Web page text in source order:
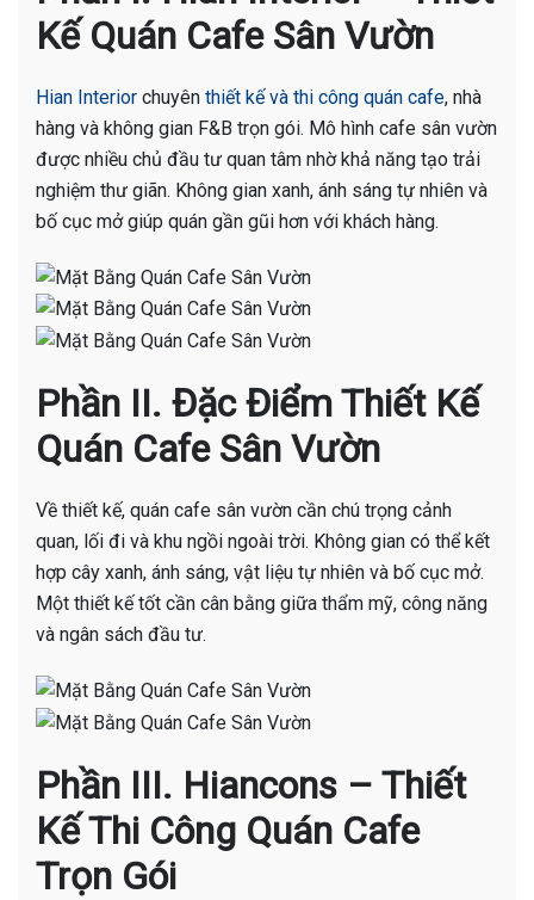
Kế Quán Cafe Sân Vườn
Hian Interior chuyên thiết kế và thi công quán cafe, nhà
hàng và không gian F&B trọn gói. Mô hình cafe sân vườn
được nhiều chủ đầu tư quan tâm nhờ khả năng tạo trải
nghiệm thư giãn. Không gian xanh, ánh sáng tự nhiên và
bố cục mở giúp quán gần gũi hơn với khách hàng.
Phần II. Đặc Điểm Thiết Kế
Quán Cafe Sân Vườn
Về thiết kế, quán cafe sân vườn cần chú trọng cảnh
quan, lối đi và khu ngồi ngoài trời. Không gian có thể kết
hợp cây xanh, ánh sáng, vật liệu tự nhiên và bố cục mở.
Một thiết kế tốt cần cân bằng giữa thẩm mỹ, công năng
và ngân sách đầu tư.
Phần III. Hiancons – Thiết
Kế Thi Công Quán Cafe
Trọn Gói